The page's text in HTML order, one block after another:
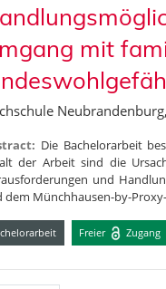
mit
Die Bachelorarbeit
der Arbeit sind die
und
dem Münchhausen-by-
Freier Zugang